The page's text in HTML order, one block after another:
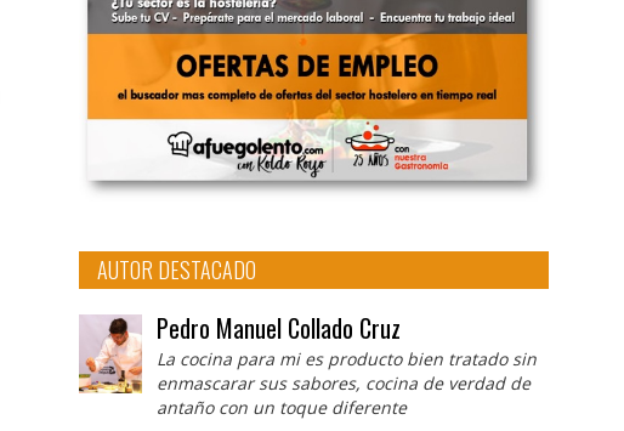
AUTOR DESTACADO
Pedro Manuel Collado Cruz
La cocina para mi es producto bien tratado sin
enmascarar sus sabores, cocina de verdad de
antaño con un toque diferente